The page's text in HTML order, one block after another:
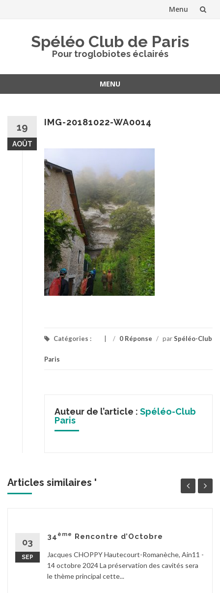
Menu
Spéléo Club de Paris
Pour troglobiotes éclairés
MENU
19
AOÛT
IMG-20181022-WA0014
Catégories : / 0 Réponse / parSpéléo-Club
Paris
Auteur de l’article : Spéléo-Club
Paris
Articles similaires '
03
SEP
34 ème Rencontre d’Octobre
Jacques CHOPPY Hautecourt-Romanèche, Ain11 -
14 octobre 2024 La préservation des cavités sera
le thème principal cette...